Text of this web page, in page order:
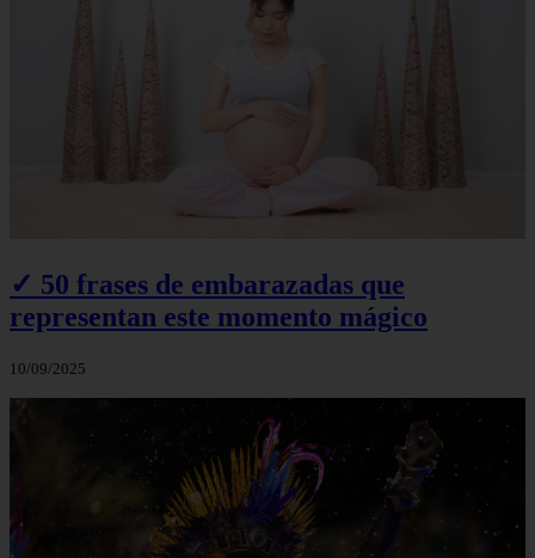
✓ 50 frases de embarazadas que
representan este momento mágico
10/09/2025